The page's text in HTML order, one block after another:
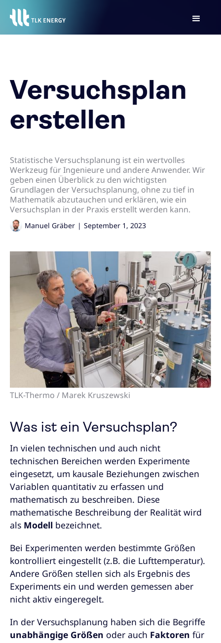
Versuchsplan
erstellen
Statistische Versuchsplanung ist ein wertvolles
Werkzeug für Ingenieure und andere Anwender. Wir
geben einen Überblick zu den wichtigsten
Grundlagen der Versuchsplanung, ohne zu tief in
Mathematik abzutauchen und erklären, wie ein
Versuchsplan in der Praxis erstellt werden kann.
Manuel Gräber | September 1, 2023
TLK-Thermo / Marek Kruszewski
Was ist ein Versuchsplan?
In vielen technischen und auch nicht
technischen Bereichen werden Experimente
eingesetzt, um kausale Beziehungen zwischen
Variablen quantitativ zu erfassen und
mathematisch zu beschreiben. Diese
mathematische Beschreibung der Realität wird
als Modell bezeichnet.
Bei Experimenten werden bestimmte Größen
kontrolliert eingestellt (z.B. die Lufttemperatur).
Andere Größen stellen sich als Ergebnis des
Experiments ein und werden gemessen aber
nicht aktiv eingeregelt.
In der Versuchsplanung haben sich die Begriffe
unabhängige Größen oder auch Faktoren für